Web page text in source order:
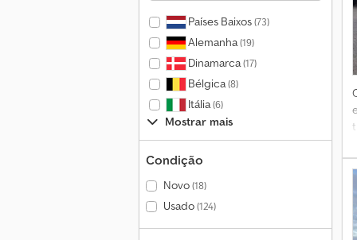
Países Baixos(73)
Alemanha(19)
Dinamarca(17)
Bélgica(8)
Itália(6)
Mostrar mais
Condição
Novo(18)
Usado(124)